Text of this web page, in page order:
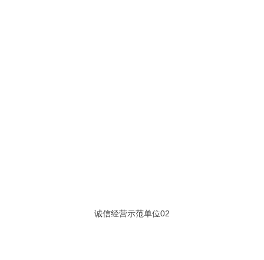
诚信经营示范单位02